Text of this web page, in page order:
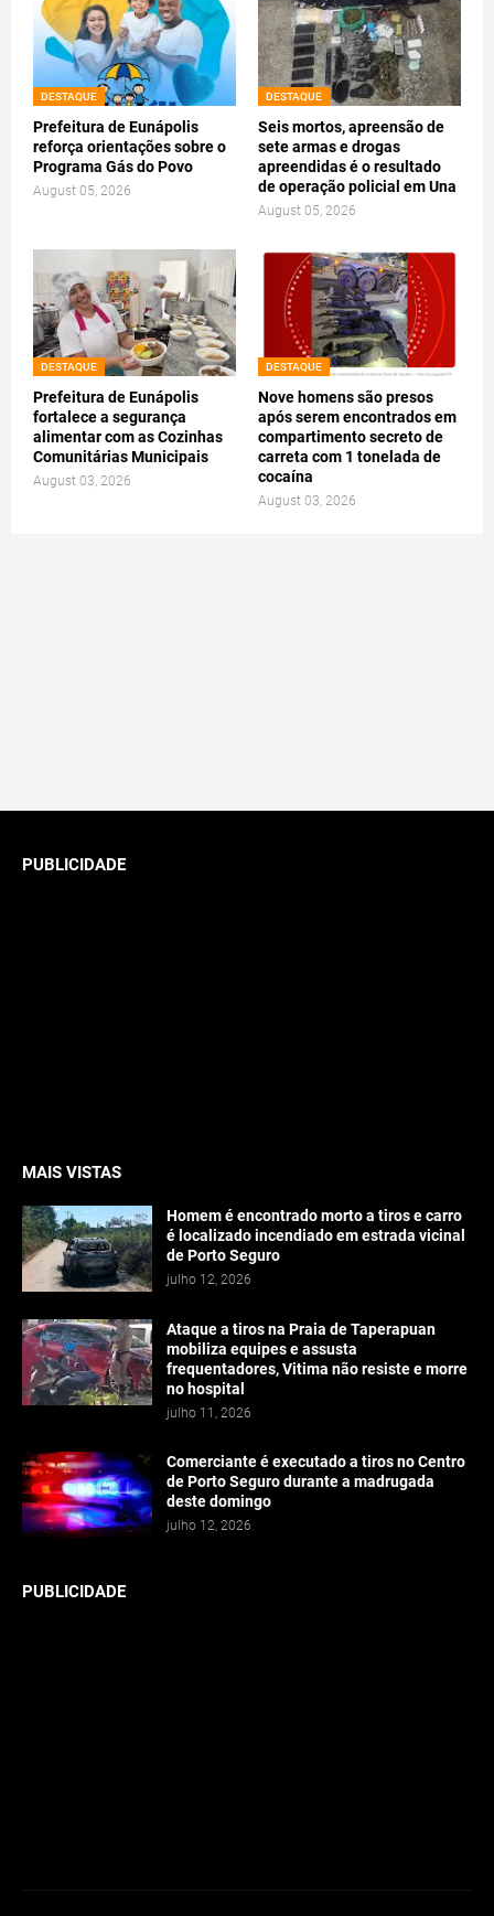
DESTAQUE
Prefeitura de Eunápolis
reforça orientações sobre o
Programa Gás do Povo
August 05, 2026
DESTAQUE
Seis mortos, apreensão de
sete armas e drogas
apreendidas é o resultado
de operação policial em Una
August 05, 2026
DESTAQUE
Prefeitura de Eunápolis
fortalece a segurança
alimentar com as Cozinhas
Comunitárias Municipais
August 03, 2026
DESTAQUE
Nove homens são presos
após serem encontrados em
compartimento secreto de
carreta com 1 tonelada de
cocaína
August 03, 2026
PUBLICIDADE
MAIS VISTAS
Homem é encontrado morto a tiros e carro
é localizado incendiado em estrada vicinal
de Porto Seguro
julho 12, 2026
Ataque a tiros na Praia de Taperapuan
mobiliza equipes e assusta
frequentadores, Vitima não resiste e morre
no hospital
julho 11, 2026
Comerciante é executado a tiros no Centro
de Porto Seguro durante a madrugada
deste domingo
julho 12, 2026
PUBLICIDADE